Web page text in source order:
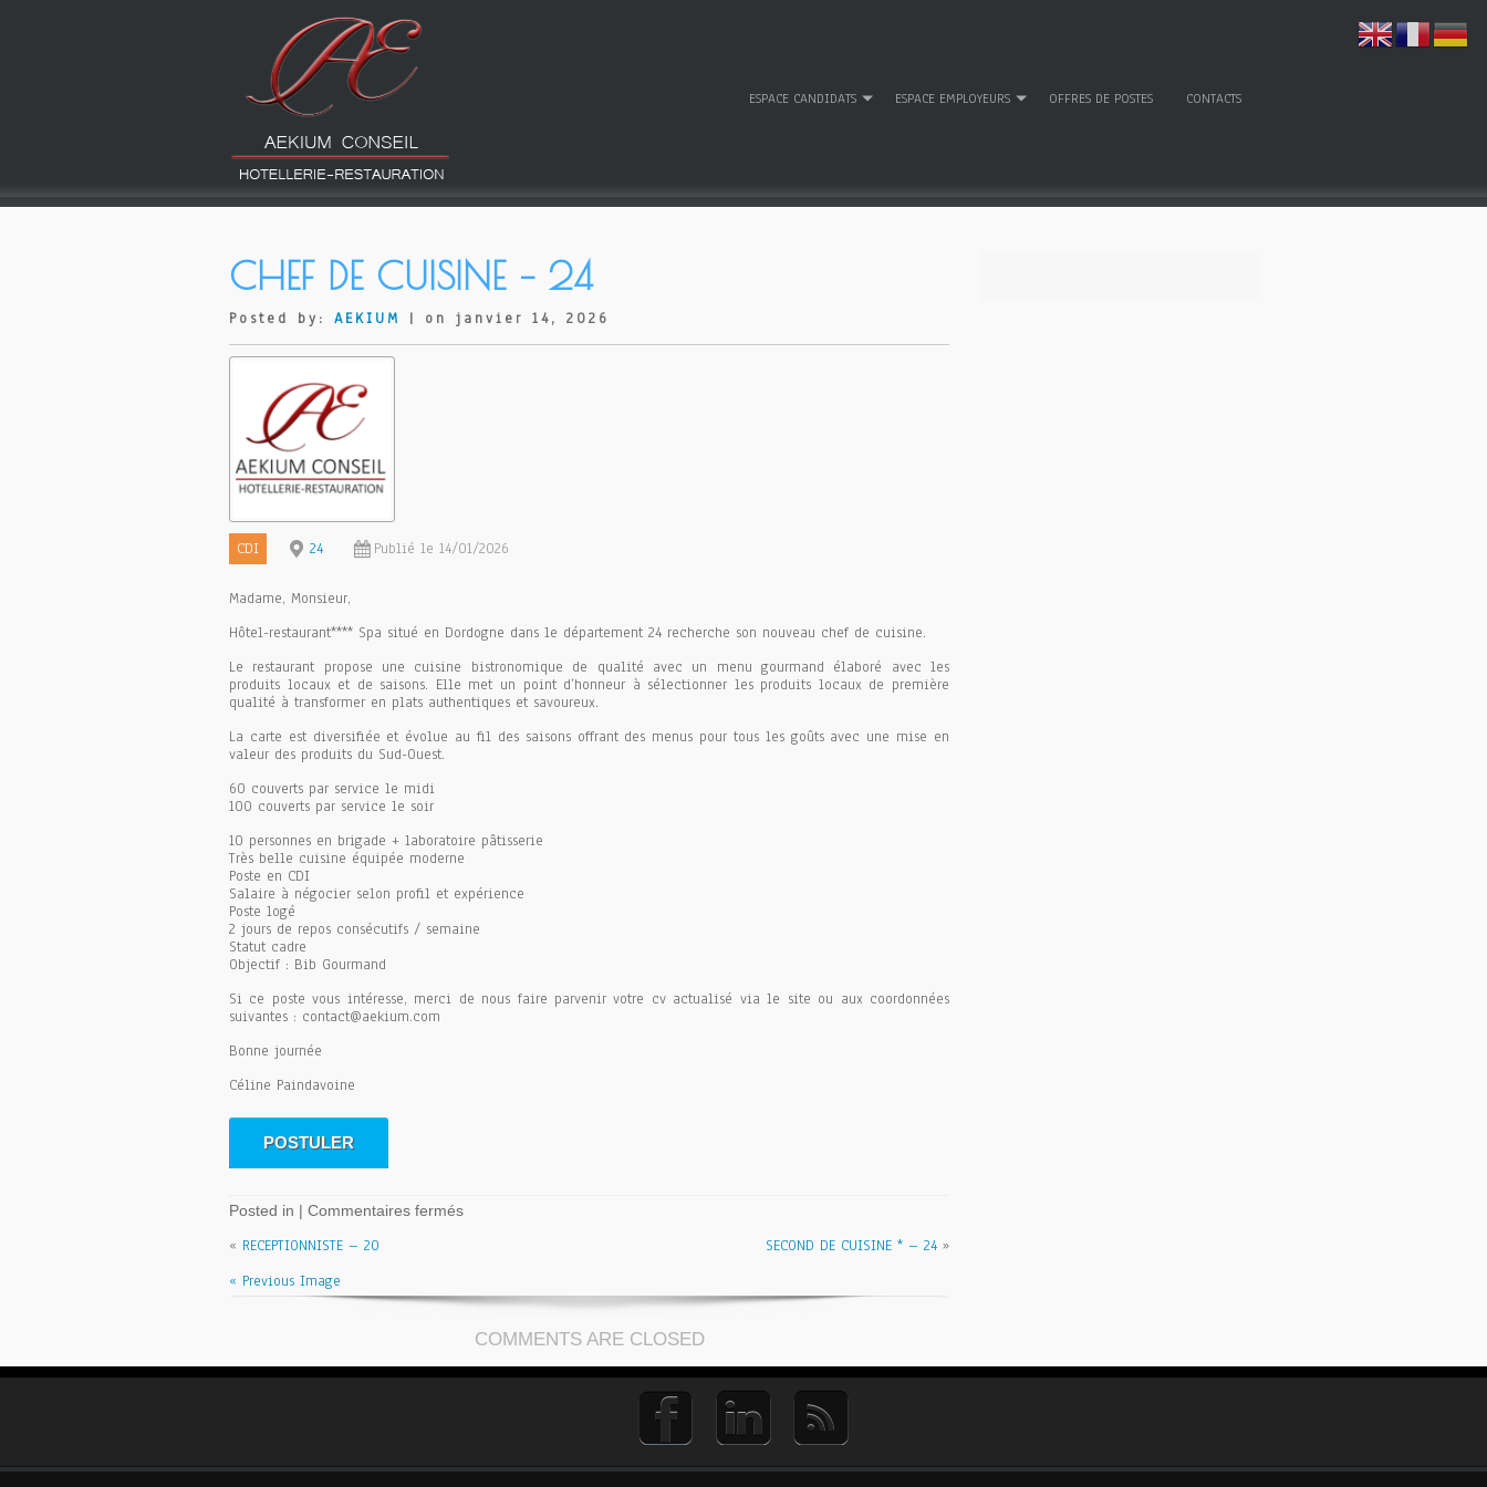
ESPACE CANDIDATS ESPACE EMPLOYEURS OFFRES DE POSTES CONTACTS
CHEF DE CUISINE – 24
Posted by: AEKIUM | on janvier 14, 2026
CDI 24 Publié le 14/01/2026
Madame, Monsieur,
Hôtel-restaurant**** Spa situé en Dordogne dans le département 24 recherche son nouveau chef de cuisine.
Le restaurant propose une cuisine bistronomique de qualité avec un menu gourmand élaboré avec les
produits locaux et de saisons. Elle met un point d’honneur à sélectionner les produits locaux de première
qualité à transformer en plats authentiques et savoureux.
La carte est diversifiée et évolue au fil des saisons offrant des menus pour tous les goûts avec une mise en
valeur des produits du Sud-Ouest.
60 couverts par service le midi
100 couverts par service le soir
10 personnes en brigade + laboratoire pâtisserie
Très belle cuisine équipée moderne
Poste en CDI
Salaire à négocier selon profil et expérience
Poste logé
2 jours de repos consécutifs / semaine
Statut cadre
Objectif : Bib Gourmand
Si ce poste vous intéresse, merci de nous faire parvenir votre cv actualisé via le site ou aux coordonnées
suivantes : contact@aekium.com
Bonne journée
Céline Paindavoine
Posted in | Commentaires ferméssur
24
« RECEPTIONNISTE – 20 SECOND DE CUISINE * – 24 »
« Previous Image
COMMENTS ARE CLOSED